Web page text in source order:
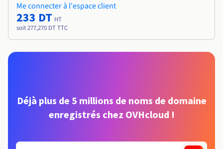
Me connecter à l'espace client
233 DT HT
soit 277,270 DT TTC
Déjà plus de 5 millions de noms de domaine
enregistrés chez OVHcloud !